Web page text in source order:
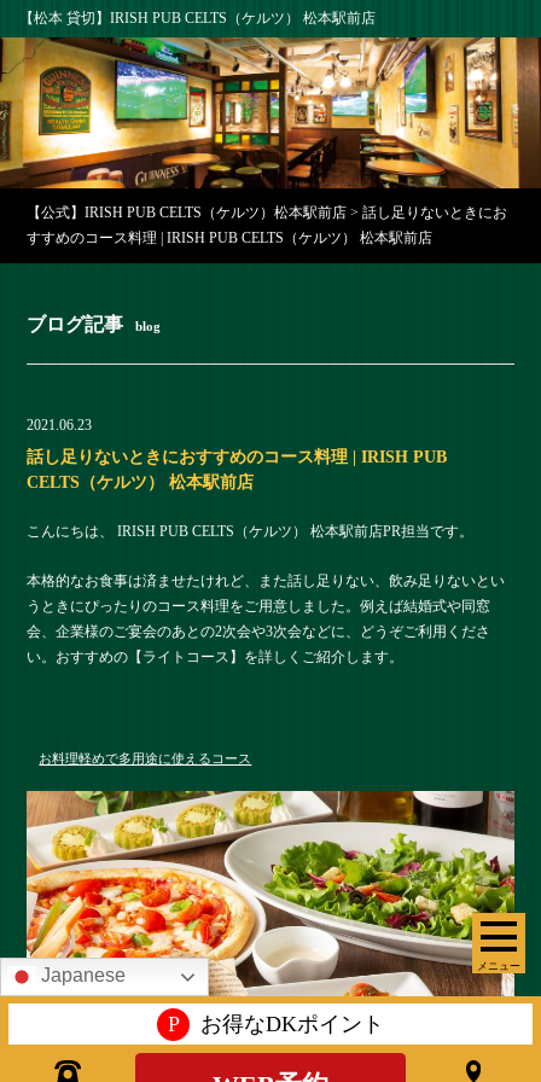
【松本 貸切】IRISH PUB CELTS（ケルツ） 松本駅前店
メニュー
【公式】IRISH PUB CELTS（ケルツ）松本駅前店 >話し足りないときにお
すすめのコース料理 | IRISH PUB CELTS（ケルツ） 松本駅前店
ブログ記事 blog
2021.06.23
話し足りないときにおすすめのコース料理 | IRISH PUB
CELTS（ケルツ） 松本駅前店
こんにちは、 IRISH PUB CELTS（ケルツ） 松本駅前店PR担当です。
本格的なお食事は済ませたけれど、また話し足りない、飲み足りないとい
うときにぴったりのコース料理をご用意しました。例えば結婚式や同窓
会、企業様のご宴会のあとの2次会や3次会などに、どうぞご利用くださ
い。おすすめの【ライトコース】を詳しくご紹介します。
お料理軽めで多用途に使えるコース
Japanese
P お得なDKポイント